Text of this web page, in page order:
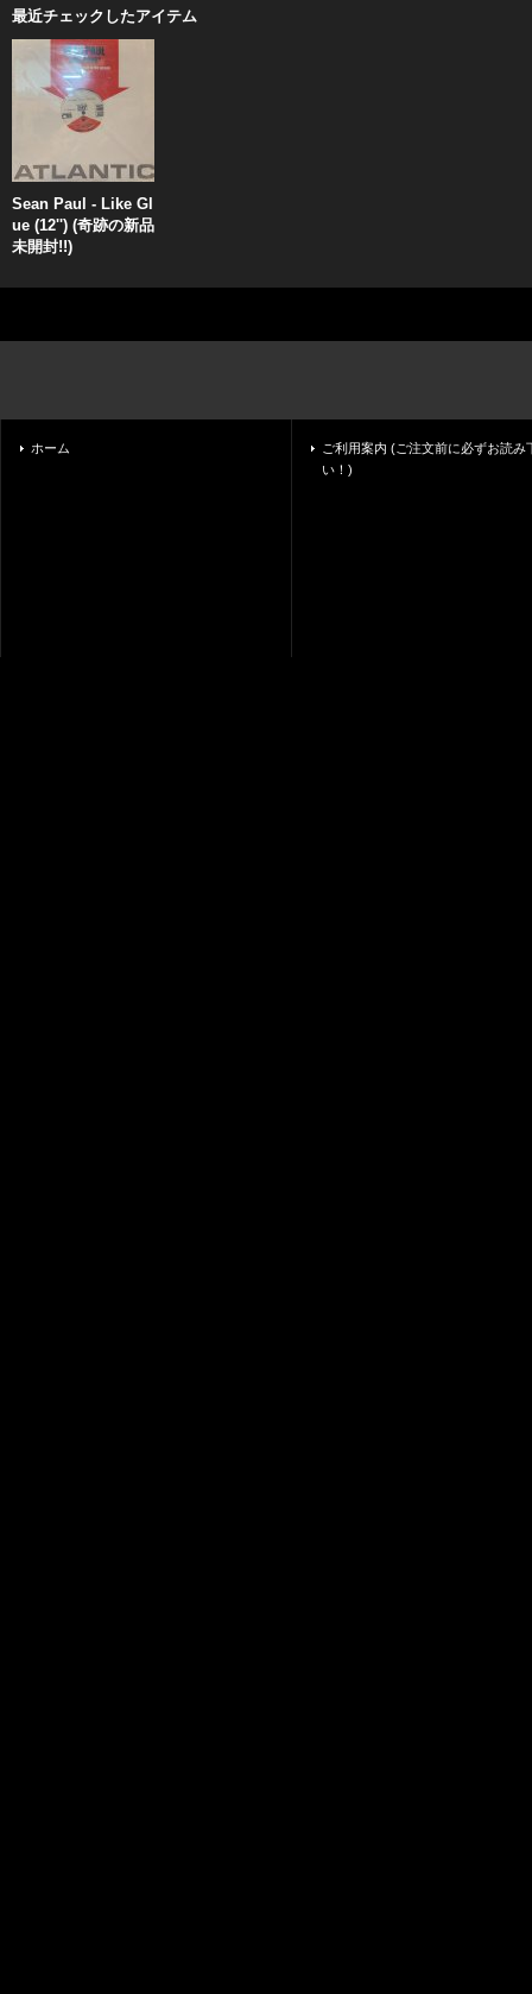
最近チェックしたアイテム
Sean Paul - Like Gl
ue (12'') (奇跡の新品
未開封!!)
ホーム
ご利用案内 (ご注文前に必ずお読み
い！)